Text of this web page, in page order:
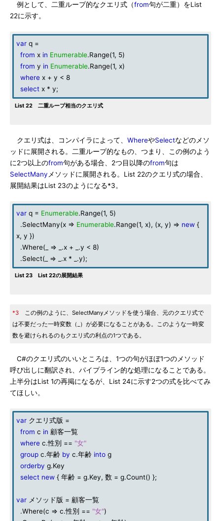
例として、二重ループ的なクエリ式（from句が二重）をList
22に示す。
var q =
from x in Enumerable.Range(1, 5)
from y in Enumerable.Range(1, x)
where x + y < 8
select x * y;
List 22 二重ループ相当のクエリ式
クエリ式は、コンパイラによって、 WhereやSelectなどのメソ
ッドに展開される。二重ループ的なもの、つまり、この例のよう
に2つ以上のfrom句がある場合、2つ目以降のfrom句は
SelectMany メソッドに展開される。List 22のクエリ式の場合、
展開結果はList 23のようになる*3。
var q = Enumerable.Range(1, 5)
.SelectMany(x => Enumerable.Range(1, x), (x, y) => new {
x, y })
.Where(_ => _.x + _.y < 8)
.Select(_ => _.x * _.y);
List 23 List 22の展開結果
*3 この例のように、SelectManyメソッドを使う場合、元のクエリ式で
は不要だった一時変数（_）が必要になることがある。このような一時変
数を避けられるのもクエリ式の利点の1つである。
C#のクエリ式のいいところは、1つの句がほぼ1つのメソッド
呼び出しに翻訳され、パイプライン的な処理になることである。
上半分はList 1の再掲になるが、List 24に示す2つの式を比べてみ
てほしい。
var クエリ式版 =
from c in 顧客一覧
where c.性別 == "女"
group c.年齢 by c.年齢 into g
orderby g.Key
select new { 年齢 = g.Key, 数 = g.Count() };
var メソッド版 = 顧客一覧
.Where(c => c.性別 == "女")